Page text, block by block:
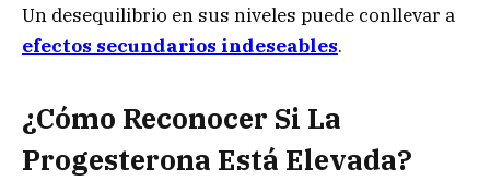
Un desequilibrio en sus niveles puede conllevar a
efectos secundarios indeseables.
¿Cómo Reconocer Si La
Progesterona Está Elevada?